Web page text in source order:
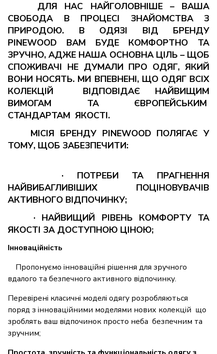
ДЛЯ НАС НАЙГОЛОВНІШЕ – ВАША
СВОБОДА В ПРОЦЕСІ ЗНАЙОМСТВА З
ПРИРОДОЮ. В ОДЯЗІ ВІД БРЕНДУ
PINEWOOD ВАМ БУДЕ КОМФОРТНО ТА
ЗРУЧНО, АДЖЕ НАША ОСНОВНА ЦІЛЬ – ЩОБ
СПОЖИВАЧІ НЕ ДУМАЛИ ПРО ОДЯГ, ЯКИЙ
ВОНИ НОСЯТЬ. МИ ВПЕВНЕНІ, ЩО ОДЯГ ВСІХ
КОЛЕКЦІЙ ВІДПОВІДАЄ НАЙВИЩИМ
ВИМОГАМ ТА ЄВРОПЕЙСЬКИМ
СТАНДАРТАМ ЯКОСТІ.
МІСІЯ БРЕНДУ PINEWOOD ПОЛЯГАЄ У
ТОМУ, ЩОБ ЗАБЕЗПЕЧИТИ:
· ПОТРЕБИ ТА ПРАГНЕННЯ
НАЙВИБАГЛИВІШИХ ПОЦІНОВУВАЧІВ
АКТИВНОГО ВІДПОЧИНКУ;
· НАЙВИЩИЙ РІВЕНЬ КОМФОРТУ ТА
ЯКОСТІ ЗА ДОСТУПНОЮ ЦІНОЮ;
Інноваційність
Пропонуємо інноваційні рішення для зручного
вдалого та безпечного активного відпочинку.
Перевірені класичні моделі одягу розробляються
поряд з інноваційними моделями нових колекцій що
зроблять ваш відпочинок просто неба безпечним та
зручним;